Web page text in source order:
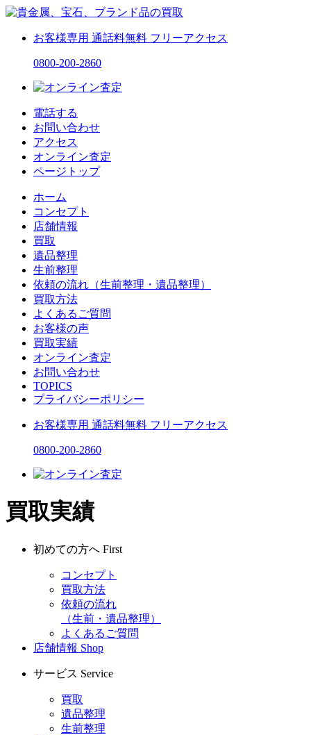
お客様専用 通話料無料 フリーアクセス
0800-200-2860
電話する
お問い合わせ
アクセス
オンライン査定
ページトップ
ホーム
コンセプト
店舗情報
買取
遺品整理
生前整理
依頼の流れ（生前整理・遺品整理）
買取方法
よくあるご質問
お客様の声
買取実績
オンライン査定
お問い合わせ
TOPICS
プライバシーポリシー
お客様専用 通話料無料 フリーアクセス
0800-200-2860
買取実績
初めての方へ First
コンセプト
買取方法
依頼の流れ
（生前・遺品整理）
よくあるご質問
店舗情報 Shop
サービス Service
買取
遺品整理
生前整理